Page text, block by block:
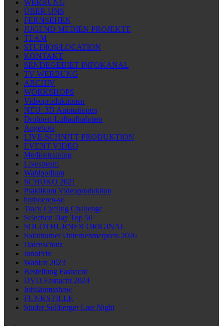
WERBUNG
ÜBER UNS
FERNSEHEN
JUGEND MEDIEN PROJEKTE
TEAM
STUDIOS/LOCATION
KONTAKT
SENDEGEBIET INFOKANAL
TV-WERBUNG
ARCHIV
WORKSHOPS
Videoproduktionen
NEU: 3D Animationen
Drohnen-Luftaufnahmen
Angebote
LIVE-SCHNITT PRODUKTION
EVENT VIDEO
Medientraining
Livestream
Wahlpodium
SCHÜKO 2021
Praktikum Videoproduktion
hinhoeren-so
Track Cycling Challenge
Selection Day Top 50
SOLOTHURNER ORIGINAL
Solothurner Unternehmerpreis 2026
Datenschutz
InnoPrix
Wahlen 2023
Bestellung Fasnacht
DVD Fasnacht 2024
Jubiläumsshow
FUNKSTILLE
Studer Sollberger Late Night